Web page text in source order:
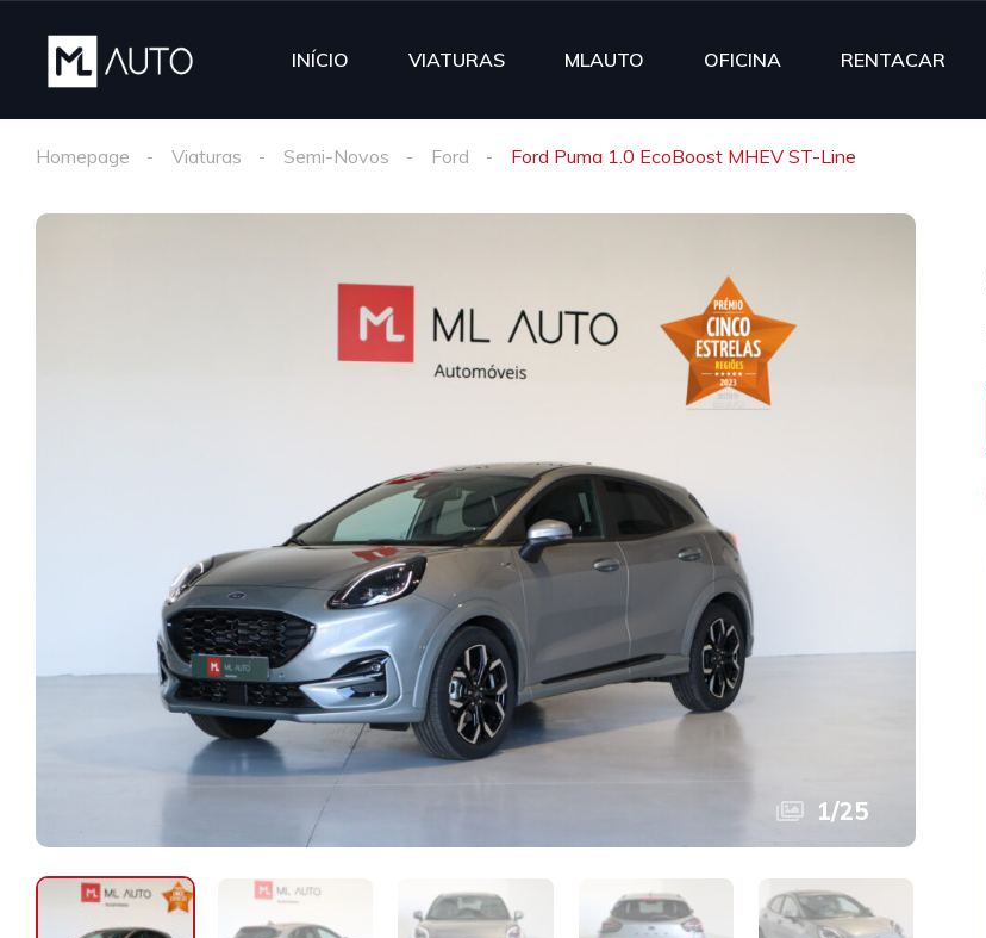
INÍCIO VIATURAS MLAUTO OFICINA RENTACAR
Homepage Viaturas Semi-Novos Ford Ford Puma 1.0 EcoBoost MHEV ST-Line
1/25